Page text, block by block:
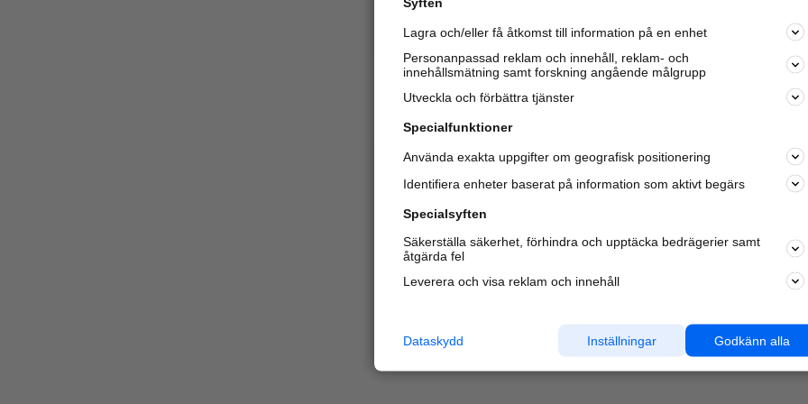
Varje vecka besöker du och 4 miljonerandra härliga
oss för att hitta rätt lokal information om företag,
Lagra och/eller få åtkomst till information på en enhet
Personanpassad reklam och innehåll, reklam- och
innehållsmätning samt forskning angående målgrupp
Utveckla och förbättra tjänster
Specialfunktioner
Använda exakta uppgifter om geografisk positionering
Identifiera enheter baserat på information som aktivt begärs
Specialsyften
Säkerställa säkerhet, förhindra och upptäcka bedrägerier samt
åtgärda fel
Leverera och visa reklam och innehåll
Godkänn alla
Inställningar
Dataskydd